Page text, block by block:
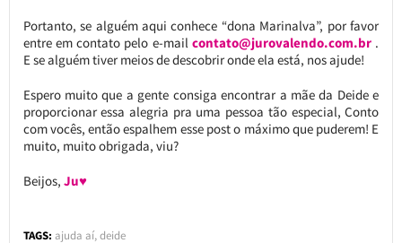
Portanto, se alguém aqui conhece “dona Marinalva”, por favor
entre em contato pelo e-mailcontato@jurovalendo.com.br .
E se alguém tiver meios de descobrir onde ela está, nos ajude!
Espero muito que a gente consiga encontrar a mãe da Deide e
proporcionar essa alegria pra uma pessoa tão especial, Conto
com vocês, então espalhem esse post o máximo que puderem! E
muito, muito obrigada, viu?
Beijos, Ju♥
TAGS: ajuda aí,deide